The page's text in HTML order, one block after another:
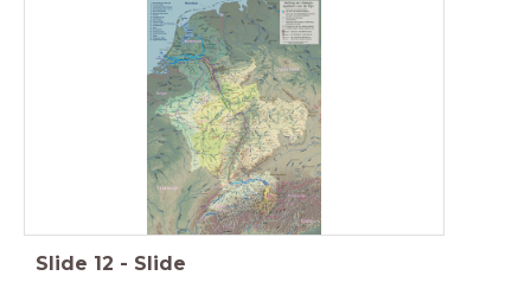
Slide 12 - Slide